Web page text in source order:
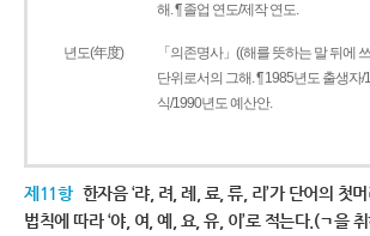
해. ¶ 졸업 연도/제작 연도.
년도(年度)
「의존명사」((해를 뜻하는 말 뒤에
단위로서의 그해. ¶ 1985년도 출생자/
식/1990년도 예산안.
제11항 한자음 ‘랴, 려, 례, 료, 류, 리’가 단어의 첫
법칙에 따라 ‘야, 여, 예, 요, 유, 이’로 적는다.(ㄱ을